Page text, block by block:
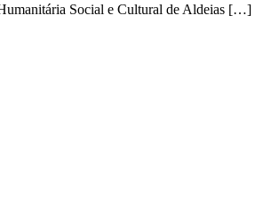
Social e Cultural de Aldeias […]